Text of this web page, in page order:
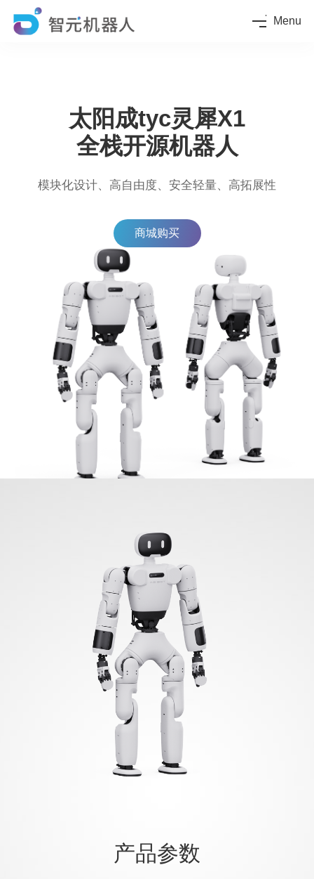
Menu
太阳成tyc灵犀X1
全栈开源机器人
模块化设计、高自由度、安全轻量、高拓展性
商城购买
产品参数